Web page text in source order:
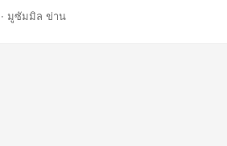
· มูซัมมิล ข่าน